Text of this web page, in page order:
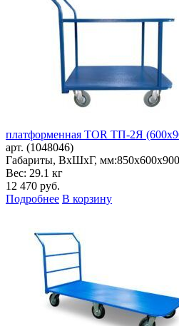
платформенная TOR ТП-2Я
арт. (1048046)
Габариты, ВxШxГ, мм:850x600x900
Вес: 29.1 кг
12 470 руб.
Подробнее В корзину